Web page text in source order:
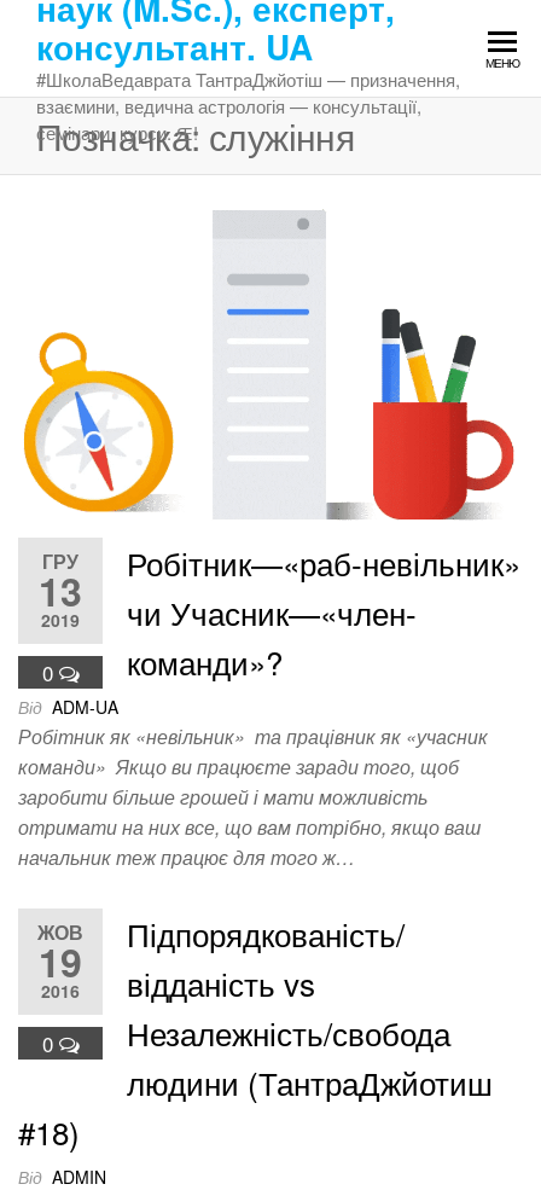
Перейти
змістуконсультант. UA
#ШколаВедаврата ТантраДжйотіш — призначення,
взаємини, ведична астрологія — консультації,
семінари, курси. Ԙ!
МЕНЮ
Позначка: служіння
ГРУ
13
2019
0
Робітник—«раб-невільник»
чи Учасник—«член-
команди»?
Від ADM-UA
Робітник як «невільник» та працівник як «учасник
команди» Якщо ви працюєте заради того, щоб
заробити більше грошей і мати можливість
отримати на них все, що вам потрібно, якщо ваш
начальник теж працює для того ж…
ЖОВ
19
2016
0
Підпорядкованість/
відданість vs
Незалежність/свобода
людини (ТантраДжйотиш
#18)
Від ADMIN